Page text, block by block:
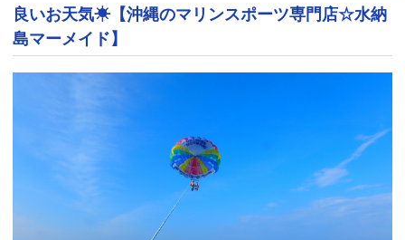
良いお天気☀【沖縄のマリンスポーツ専門店☆水納
島マーメイド】